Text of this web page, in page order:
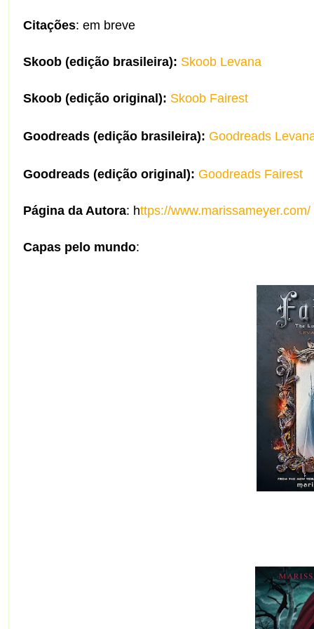
Citações: em breve
Skoob (edição brasileira): Skoob Levana
Skoob (edição original): Skoob Fairest
Goodreads (edição brasileira): Goodreads
Goodreads (edição original): Goodreads Fairest
Página da Autora: https://www.marissameyer.com/
Capas pelo mundo: